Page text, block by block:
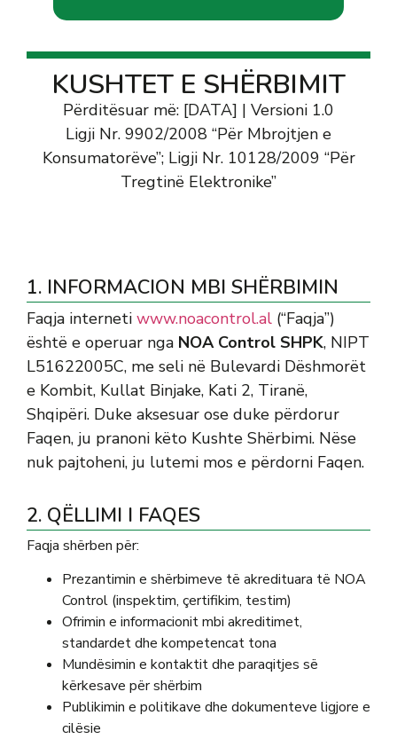
KUSHTET E SHËRBIMIT
Përditësuar më: [DATA] | Versioni 1.0
Ligji Nr. 9902/2008 “Për Mbrojtjen e
Konsumatorëve”; Ligji Nr. 10128/2009 “Për
Tregtinë Elektronike”
1. INFORMACION MBI SHËRBIMIN
Faqja interneti www.noacontrol.al (“Faqja”)
është e operuar nga NOA Control SHPK, NIPT
L51622005C, me seli në Bulevardi Dëshmorët
e Kombit, Kullat Binjake, Kati 2, Tiranë,
Shqipëri. Duke aksesuar ose duke përdorur
Faqen, ju pranoni këto Kushte Shërbimi. Nëse
nuk pajtoheni, ju lutemi mos e përdorni Faqen.
2. QËLLIMI I FAQES
Faqja shërben për:
Prezantimin e shërbimeve të akredituara të NOA
Control (inspektim, çertifikim, testim)
Ofrimin e informacionit mbi akreditimet,
standardet dhe kompetencat tona
Mundësimin e kontaktit dhe paraqitjes së
kërkesave për shërbim
Publikimin e politikave dhe dokumenteve ligjore e
cilësie